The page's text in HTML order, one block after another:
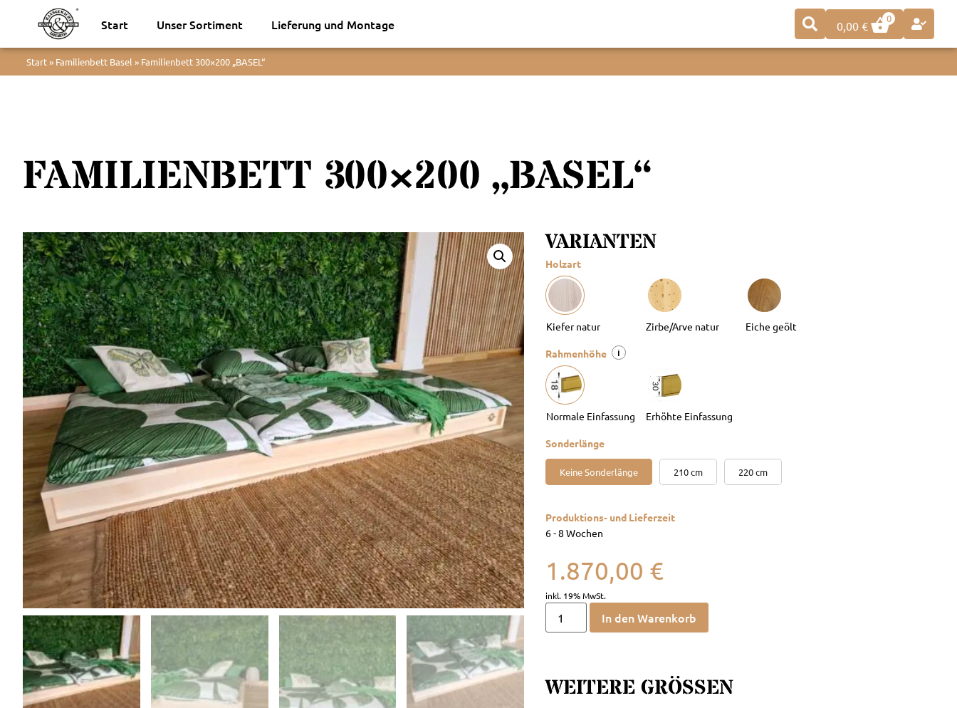
0,00 €
0
Start Unser Sortiment Lieferung und Montage
Start» Familienbett Basel » Familienbett 300×200 „BASEL“
FAMILIENBETT 300×200 „BASEL“
VARIANTEN
Holzart
Rahmenhöhe i
Sonderlänge
Keine Sonderlänge 210 cm 220 cm
Produktions- und Lieferzeit
6 - 8 Wochen
1.870,00 €
In den Warenkorb
WEITERE GRÖSSEN